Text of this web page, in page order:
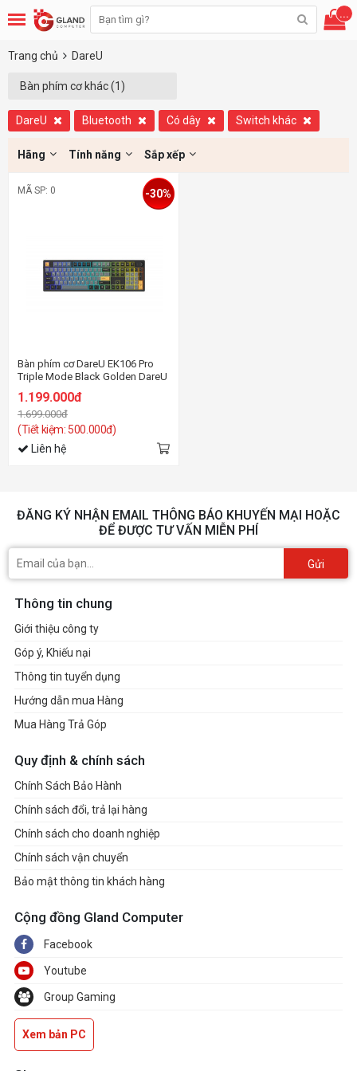
...
Trang chủ DareU
Bàn phím cơ khác (1)
DareU Bluetooth Có dây Switch khác
Hãng Tính năng Sắp xếp
MÃ SP: 0
Bàn phím cơ DareU EK106 Pro
Triple Mode Black Golden DareU
1.199.000đ
1.699.000đ
(Tiết kiệm: 500.000đ)
-30%
Liên hệ
ĐĂNG KÝ NHẬN EMAIL THÔNG BÁO KHUYẾN MẠI HOẶC
ĐỂ ĐƯỢC TƯ VẤN MIỄN PHÍ
Gửi
Thông tin chung
Giới thiệu công ty
Góp ý, Khiếu nại
Thông tin tuyển dụng
Hướng dẫn mua Hàng
Mua Hàng Trả Góp
Quy định & chính sách
Chính Sách Bảo Hành
Chính sách đổi, trả lại hàng
Chính sách cho doanh nghiệp
Chính sách vận chuyển
Bảo mật thông tin khách hàng
Cộng đồng Gland Computer
Facebook
Youtube
Group Gaming
Xem bản PC